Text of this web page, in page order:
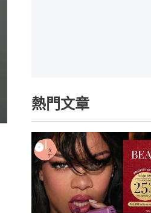
熱門文章